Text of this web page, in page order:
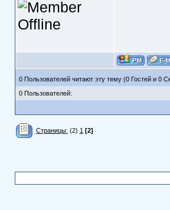
0 Пользователей читают эту тему (0 Гостей и 0
0 Пользователей:
Страницы: (2) 1 [2]